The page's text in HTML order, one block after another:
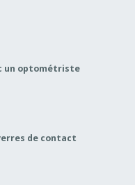
un optométriste
de contact